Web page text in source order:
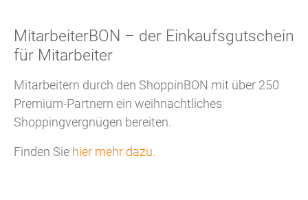
MitarbeiterBON – der Einkaufsgutschein
für Mitarbeiter
Mitarbeitern durch den ShoppinBON mit über 250
Premium-Partnern ein weihnachtliches
Shoppingvergnügen bereiten.
Finden Sie hier mehr dazu.